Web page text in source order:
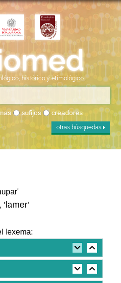
histórico y etimológico
sufijos creadores
otras búsquedas
'lamer'
lexema: